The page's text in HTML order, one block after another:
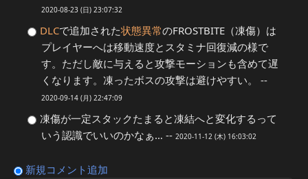
2020-08-23 (日) 23:07:32
DLCで追加された状態異常のFROSTBITE（凍傷）は
プレイヤーへは移動速度とスタミナ回復減の様で
す。ただし敵に与えると攻撃モーションも含めて遅
くなります。凍ったボスの攻撃は避けやすい。 --
2020-09-14 (月) 22:47:09
凍傷が一定スタックたまると凍結へと変化するって
いう認識でいいのかなぁ… -- 2020-11-12 (木) 16:03:02
新規コメント追加